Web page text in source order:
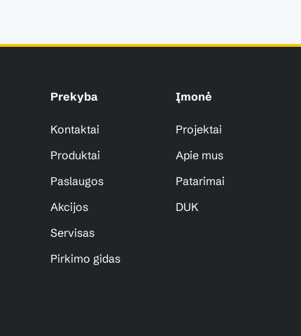
Prekyba
Kontaktai
Produktai
Paslaugos
Akcijos
Servisas
Pirkimo gidas
Įmonė
Projektai
Apie mus
Patarimai
DUK